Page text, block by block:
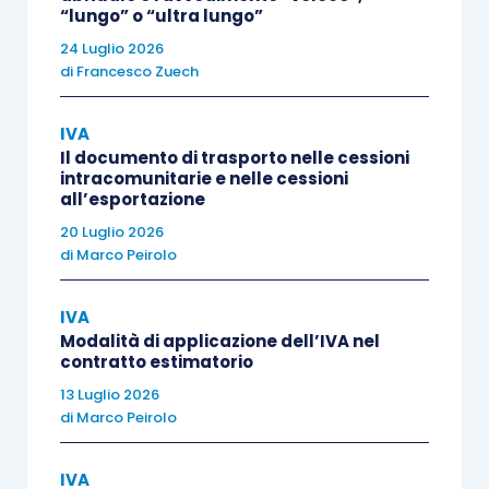
confronti di un soggetto partecipante a un
Gruppo Iva
partesi considerano effettuate nei confronti
Pertanto, in considerazione della soggettività
unitaria delGruppo Iva
prestazioni di servizi
partecipante al Gruppo medesimo
consideranoeffettuate (o acquisite) dal Gruppo
stesso.
“lungo” o “ultra lungo”
24 Luglio 2026
di Francesco Zuech
IVA
Il documento di trasporto nelle cessioni
intracomunitarie e nelle cessioni
all’esportazione
20 Luglio 2026
di Marco Peirolo
IVA
Modalità di applicazione dell’IVA nel
contratto estimatorio
13 Luglio 2026
di Marco Peirolo
IVA